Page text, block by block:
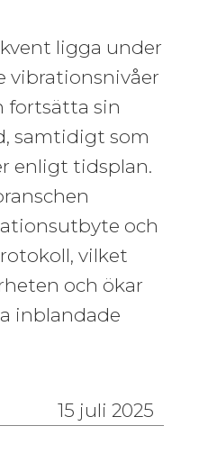
ligga under
vibrationsnivåer
fortsätta sin
samtidigt som
enligt tidsplan.
och
vilket
och ökar
inblandade
15 juli 2025